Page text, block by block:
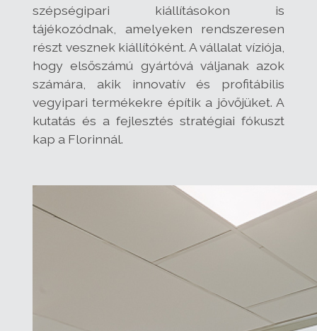
szépségipari kiállításokon is
tájékozódnak, amelyeken rendszeresen
részt vesznek kiállítóként. A vállalat víziója,
hogy elsőszámú gyártóvá váljanak azok
számára, akik innovatív és profitábilis
vegyipari termékekre építik a jövőjüket. A
kutatás és a fejlesztés stratégiai fókuszt
kap a Florinnál.